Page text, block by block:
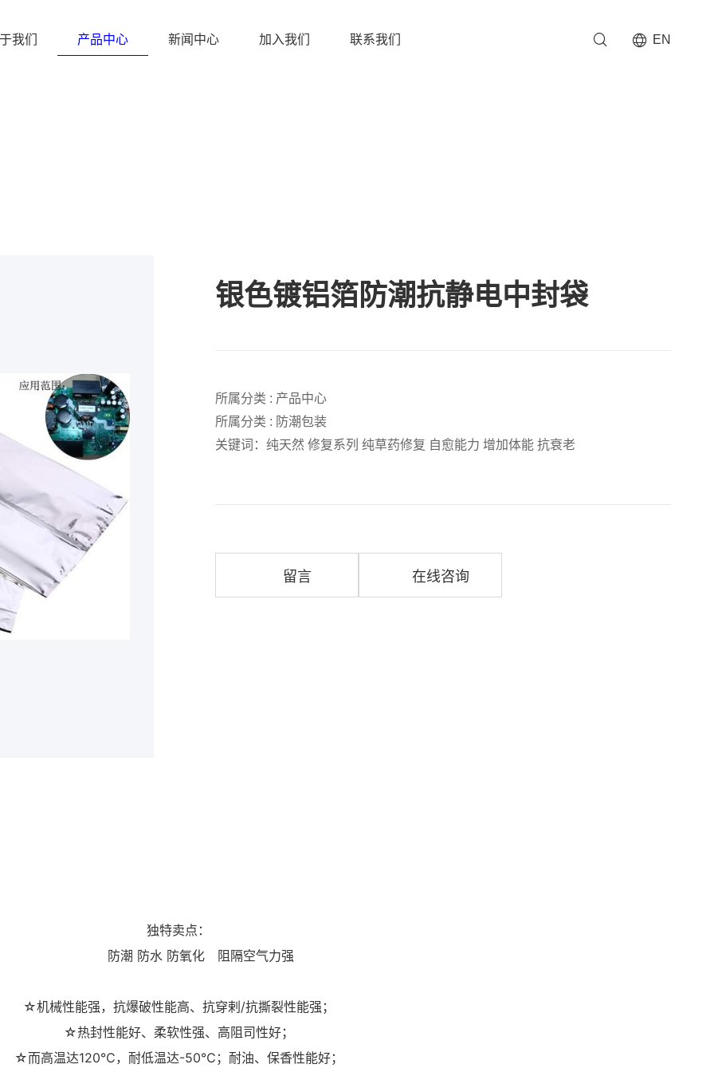
我们 产品中心 新闻中心 加入我们 联系我们 EN
银色镀铝箔防潮抗静电中封袋
所属分类 : 产品中心
所属分类 : 防潮包装
关键词：纯天然 修复系列 纯草药修复 自愈能力 增加体能 抗衰老
留言 在线咨询
独特卖点：
防潮 防水 防氧化 阻隔空气力强
☆机械性能强，抗爆破性能高、抗穿剌/抗撕裂性能强；
☆热封性能好、柔软性强、高阻司性好；
☆而高温达120℃，耐低温达-50℃；耐油、保香性能好；